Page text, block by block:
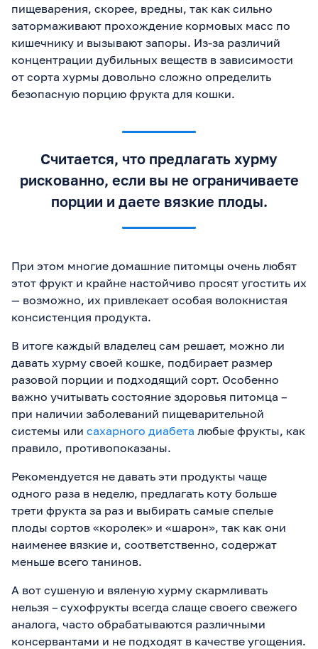
пищеварения, скорее, вредны, так как сильно
затормаживают прохождение кормовых масс по
кишечнику и вызывают запоры. Из-за различий
концентрации дубильных веществ в зависимости
от сорта хурмы довольно сложно определить
безопасную порцию фрукта для кошки.
Считается, что предлагать хурму
рискованно, если вы не ограничиваете
порции и даете вязкие плоды.
При этом многие домашние питомцы очень любят
этот фрукт и крайне настойчиво просят угостить их
— возможно, их привлекает особая волокнистая
консистенция продукта.
В итоге каждый владелец сам решает, можно ли
давать хурму своей кошке, подбирает размер
разовой порции и подходящий сорт. Особенно
важно учитывать состояние здоровья питомца –
при наличии заболеваний пищеварительной
системы или сахарного диабета любые фрукты, как
правило, противопоказаны.
Рекомендуется не давать эти продукты чаще
одного раза в неделю, предлагать коту больше
трети фрукта за раз и выбирать самые спелые
плоды сортов «королек» и «шарон», так как они
наименее вязкие и, соответственно, содержат
меньше всего танинов.
А вот сушеную и вяленую хурму скармливать
нельзя – сухофрукты всегда слаще своего свежего
аналога, часто обрабатываются различными
консервантами и не подходят в качестве угощения.